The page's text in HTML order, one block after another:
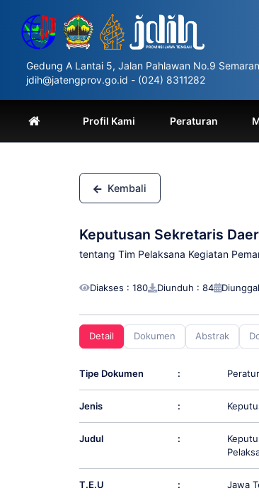
website
includes
accessibility
system.
Control-
F11
Gedung A Lantai 5, Jalan Pahlawan No.9
jdih@jatengprov.go.id - (024) 8311282
Profil Kami Peraturan
Kembali
Keputusan Sekretaris
tentang Tim Pelaksana Kegiatan
Diakses : 180 Diunduh : 84
Detail Dokumen Abstrak
Tipe Dokumen :
Jenis :
Judul :
T.E.U : Jawa